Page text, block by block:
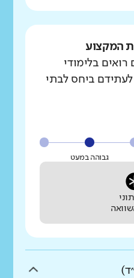
המקצוע
בלימודי
ביחס לבתי
גבוהה במעט